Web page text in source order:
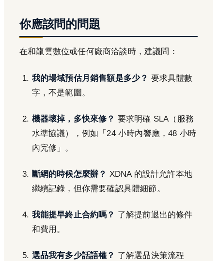
你應該問的問題
在和龍雲數位或任何廠商洽談時，建議問：
我的場域預估月銷售額是多少？ 要求具體數
字，不是範圍。
機器壞掉，多快來修？ 要求明確 SLA（服務
水準協議），例如「24 小時內響應，48 小時
內完修」。
斷網的時候怎麼辦？ XDNA 的設計允許本地
繼續記錄，但你需要確認具體細節。
我能提早終止合約嗎？ 了解提前退出的條件
和費用。
選品我有多少話語權？ 了解選品決策流程